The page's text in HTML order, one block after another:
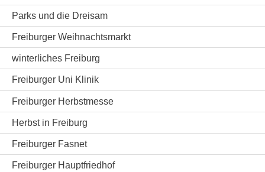
Parks und die Dreisam
Freiburger Weihnachtsmarkt
winterliches Freiburg
Freiburger Uni Klinik
Freiburger Herbstmesse
Herbst in Freiburg
Freiburger Fasnet
Freiburger Hauptfriedhof